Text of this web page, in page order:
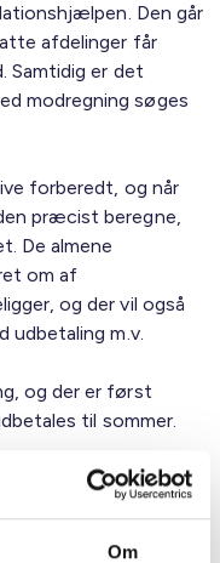
Om
Den går
afdelinger får
Samtidig er det
modregning søges
forberedt, og når
præcist beregne,
De almene
om af
og der vil også
udbetaling m.v.
og der er først
til sommer.